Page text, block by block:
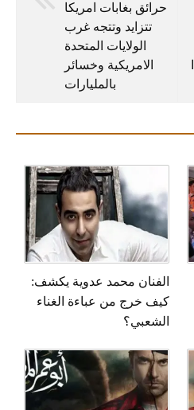
حرائق بغابات امريكا
تتزايد وتتجه غرب
الولايات المتحدة
الامريكية وخسائر
بالمليارات
الفنان محمد عدوية يكشف:
كيف خرج من عباءة الغناء
الشعبي؟